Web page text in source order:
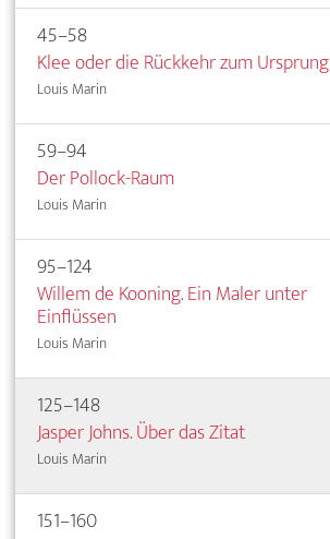
45–58
Klee oder die Rückkehr zum Ursprung
Louis Marin
59–94
Der Pollock-Raum
Louis Marin
95–124
Willem de Kooning. Ein Maler unter
Einflüssen
Louis Marin
125–148
Jasper Johns. Über das Zitat
Louis Marin
151–160